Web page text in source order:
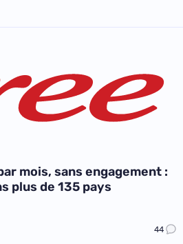
mois, sans engagement :
plus de 135 pays
44